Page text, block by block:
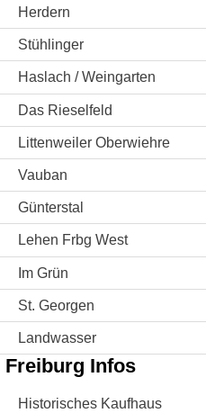
Herdern
Stühlinger
Haslach / Weingarten
Das Rieselfeld
Littenweiler Oberwiehre
Vauban
Günterstal
Lehen Frbg West
Im Grün
St. Georgen
Landwasser
Freiburg Infos
Historisches Kaufhaus